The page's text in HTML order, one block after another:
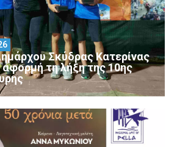
Σκύδρας Κατερίνας
αφορμή τη λήξη της 10ης